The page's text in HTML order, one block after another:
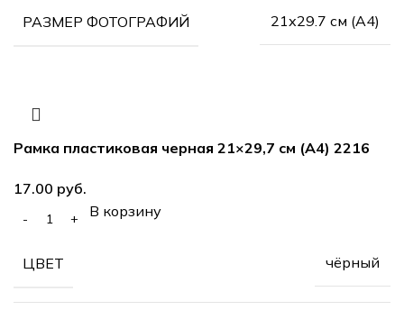
РАЗМЕР ФОТОГРАФИЙ 21х29.7 см (А4)
Рамка пластиковая черная 21×29,7 см (А4) 2216
17.00 руб.
В корзину
ЦВЕТ чёрный